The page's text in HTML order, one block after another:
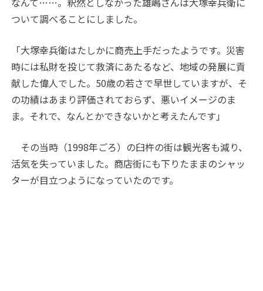
ついて調べることにしました。
「大塚幸兵衛はたしかに商売上手だったようです。災害
時には私財を投じて救済にあたるなど、地域の発展に貢
献した偉人でした。50歳の若さで早世していますが、そ
の功績はあまり評価されておらず、悪いイメージのま
ま。それで、なんとかできないかと考えたんです」
その当時（1998年ごろ）の臼杵の街は観光客も減り、
活気を失っていました。商店街にも下りたままのシャッ
ターが目立つようになっていたのです。